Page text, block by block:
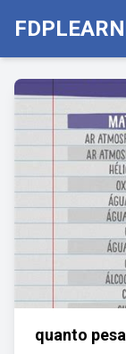
FDPLEARN
quanto